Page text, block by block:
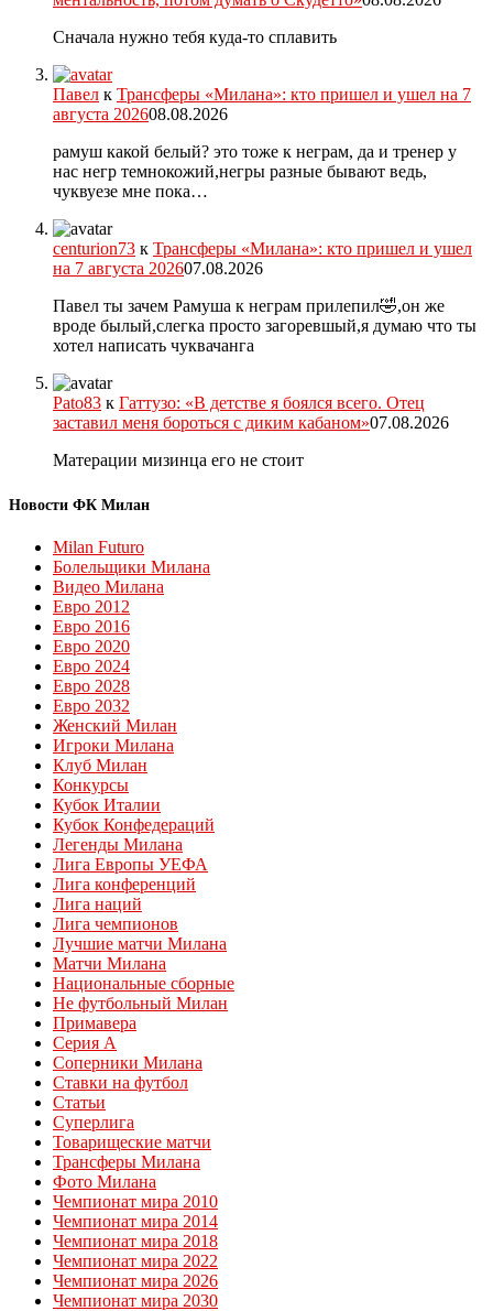
Сначала нужно тебя куда-то сплавить
Павел к Трансферы «Милана»: кто пришел и ушел на 7
августа 202608.08.2026
рамуш какой белый? это тоже к неграм, да и тренер у
нас негр темнокожий,негры разные бывают ведь,
чуквуезе мне пока…
centurion73 к Трансферы «Милана»: кто пришел и ушел
на 7 августа 202607.08.2026
Павел ты зачем Рамуша к неграм прилепил🤣,он же
вроде былый,слегка просто загоревшый,я думаю что ты
хотел написать чуквачанга
Pato83 к Гаттузо: «В детстве я боялся всего. Отец
заставил меня бороться с диким кабаном»07.08.2026
Матерации мизинца его не стоит
Новости ФК Милан
Milan Futuro
Болельщики Милана
Видео Милана
Евро 2012
Евро 2016
Евро 2020
Евро 2024
Евро 2028
Евро 2032
Женский Милан
Игроки Милана
Клуб Милан
Конкурсы
Кубок Италии
Кубок Конфедераций
Легенды Милана
Лига Европы УЕФА
Лига конференций
Лига наций
Лига чемпионов
Лучшие матчи Милана
Матчи Милана
Национальные сборные
Не футбольный Милан
Примавера
Серия А
Соперники Милана
Ставки на футбол
Статьи
Суперлига
Товарищеские матчи
Трансферы Милана
Фото Милана
Чемпионат мира 2010
Чемпионат мира 2014
Чемпионат мира 2018
Чемпионат мира 2022
Чемпионат мира 2026
Чемпионат мира 2030